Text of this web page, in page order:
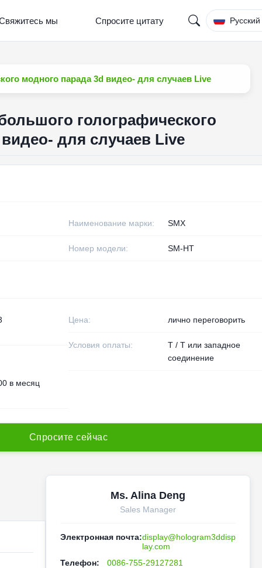
мы Спросите цитату Русский
модного парада 3d видео- для случаев Live
голографического
для случаев Live
Наименование марки: SMX
Номер модели: SM-HT
Цена: лично переговорить
Условия оплаты:
T / T или западное
соединение
в месяц
Спросите сейчас
Ms. Alina Deng
Sales Manager
Электронная почта:display@hologram3ddisp
lay.com
Телефон:
0086-755-29127281